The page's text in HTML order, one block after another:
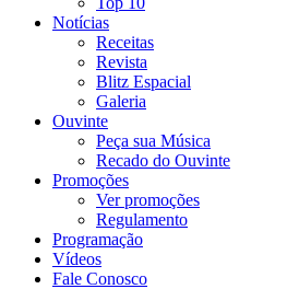
Notícias
Receitas
Revista
Blitz Espacial
Galeria
Ouvinte
Peça sua Música
Recado do Ouvinte
Promoções
Ver promoções
Regulamento
Programação
Vídeos
Fale Conosco